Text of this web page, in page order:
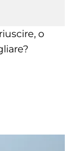
o